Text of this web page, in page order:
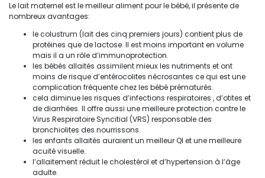
Le lait maternel est le meilleur aliment pour le bébé, il présente de
nombreux avantages:
le colustrum (lait des cinq premiers jours) contient plus de
protéines que de lactose. Il est moins important en volume
mais il a un rôle d’immunoprotection.
les bébés allaités assimilent mieux les nutriments et ont
moins de risque d’entérocolites nécrosantes ce qui est une
complication fréquente chez les bébé prématurés.
cela diminue les risques d’infections respiratoires , d’otites et
de diarrhées. Il offre aussi une meilleure protection contre le
Virus Respiratoire Syncitial (VRS) responsable des
bronchiolites des nourrissons.
les enfants allaités auraient un meilleur QI et une meilleure
acuité visuelle.
l’allaitement réduit le cholestérol et d’hypertension à l’âge
adulte.